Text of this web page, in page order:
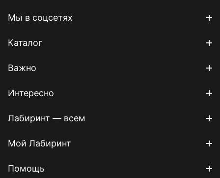
Мы в соцсетях
Каталог
Важно
Интересно
Лабиринт — всем
Мой Лабиринт
Помощь